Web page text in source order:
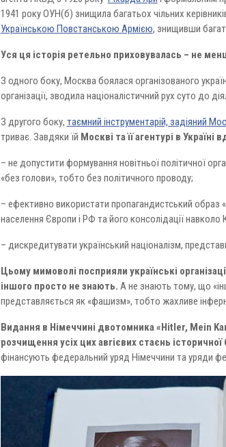
1941 року ОУН(б) знищила багатьох чільних
Українською Повстанською Армією, знищивши
Уся ця історія ретельно приховувалась – не
З одного боку, Москва боялася організованого
організації, зводила націоналістичний рух суто до
З другого боку, таємний інструментарій, задіяний
триває. Завдяки їй Москві та її агентурі в Україні
– не допустити формування новітньої політичної
«без голови», тобто без політичного проводу;
– ефективно використати пропагандистський образ
населення Європи і РФ та його консолідації навколо
– дискредитувати український націоналізм,
Цьому мимоволі посприяли українські
іншого просто не знають. А не знають тому, що
представляється як «фашизм», тобто жахливе
Видання в Німеччині двотомника «Hitler, Mein
розчищення усіх цих авгієвих стаєнь історичної
фінансують федеральний уряд Німеччини та уряди